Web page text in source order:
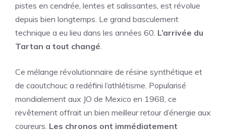
pistes en cendrée, lentes et salissantes, est révolue
depuis bien longtemps. Le grand basculement
technique a eu lieu dans les années 60. L’arrivée du
Tartan a tout changé.
Ce mélange révolutionnaire de résine synthétique et
de caoutchouc a redéfini l’athlétisme. Popularisé
mondialement aux JO de Mexico en 1968, ce
revêtement offrait un bien meilleur retour d’énergie aux
coureurs. Les chronos ont immédiatement